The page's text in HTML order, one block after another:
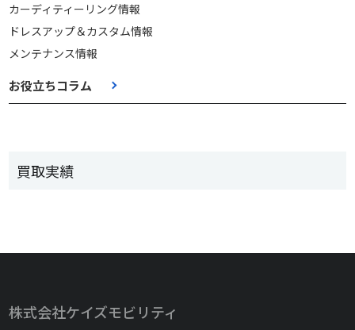
カーディティーリング情報
ドレスアップ＆カスタム情報
メンテナンス情報
お役立ちコラム
買取実績
株式会社ケイズモビリティ